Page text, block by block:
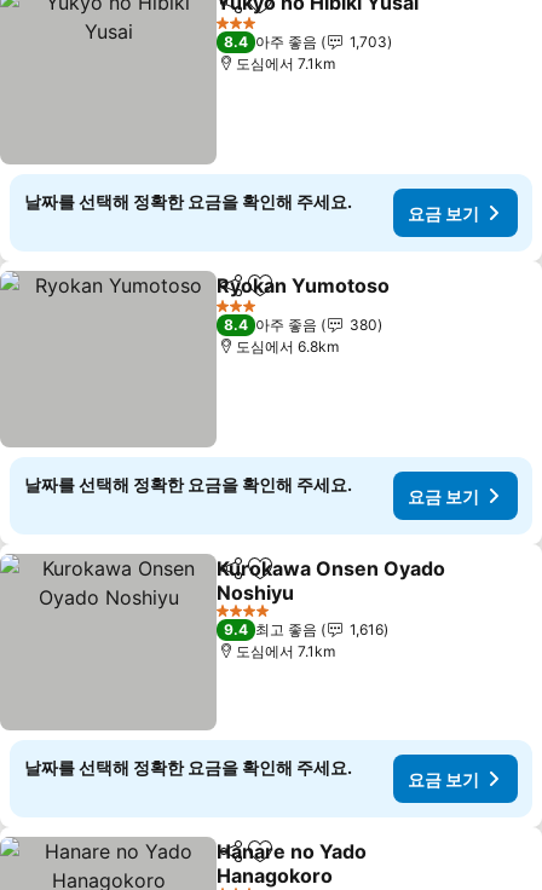
공유 즐겨찾기에 추가
3 성급
8.4 아주 좋음
1,703
도심에서 7.1km
날짜를 선택해 정확한 요금을 확인해 주세요.
요금 보기
공유 즐겨찾기에 추가
Ryokan Yumotoso
3 성급
8.4 아주 좋음
380
도심에서 6.8km
날짜를 선택해 정확한 요금을 확인해 주세요.
요금 보기
공유 즐겨찾기에 추가
Kurokawa Onsen Oyado
Noshiyu
요금 보기
4 성급
9.4 최고 좋음
1,616
도심에서 7.1km
날짜를 선택해 정확한 요금을 확인해 주세요.
요금 보기
공유 즐겨찾기에 추가
Hanare no Yado
Hanagokoro